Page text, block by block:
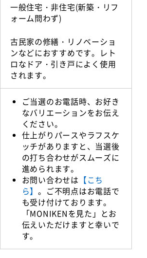
一般住宅・非住宅(新築・リフ
ォーム問わず)
古民家の修繕・リノベーショ
ンなどにおすすめです。レト
ロなドア・引き戸によく使用
されます。
ご当選のお電話時、お好き
なバリエーションをお伝え
ください。
仕上がりパースやラフスケ
ッチがありますと、当選後
の打ち合わせがスムーズに
進められます。
お問い合わせは 【こち
ら】。ご不明点はお電話で
も受け付けております。
「MONIKENを見た」とお
伝えいただけますと幸いで
す。